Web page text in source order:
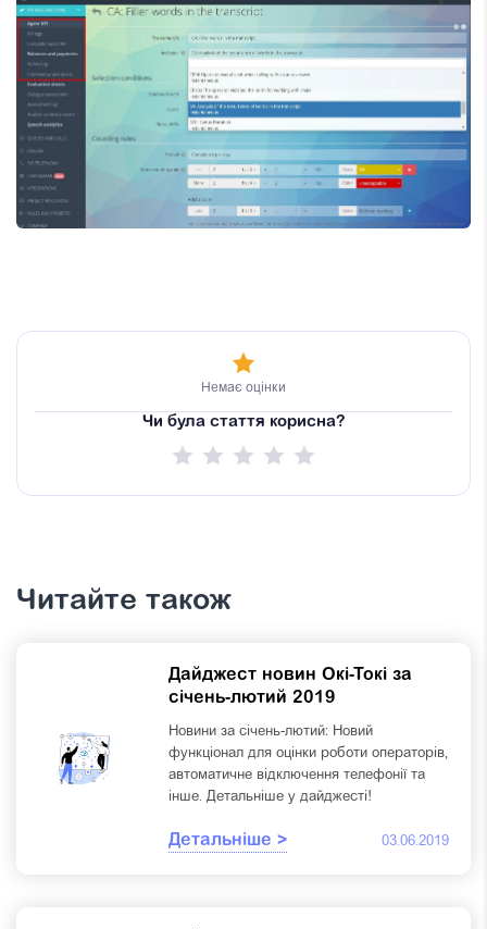
Немає оцінки
Чи була стаття корисна?
Читайте також
Дайджест новин Окі-Токі за
січень-лютий 2019
Новини за січень-лютий: Новий
функціонал для оцінки роботи операторів,
автоматичне відключення телефонії та
інше. Детальніше у дайджесті!
Детальніше > 03.06.2019